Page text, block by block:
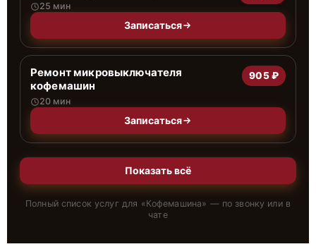
25 мин
Записаться
Ремонт микровыключателя
кофемашин
20 мин
905 ₽
Записаться
Показать всё
Полный список услуг для «Кофемашина» — по звонку или в
чате